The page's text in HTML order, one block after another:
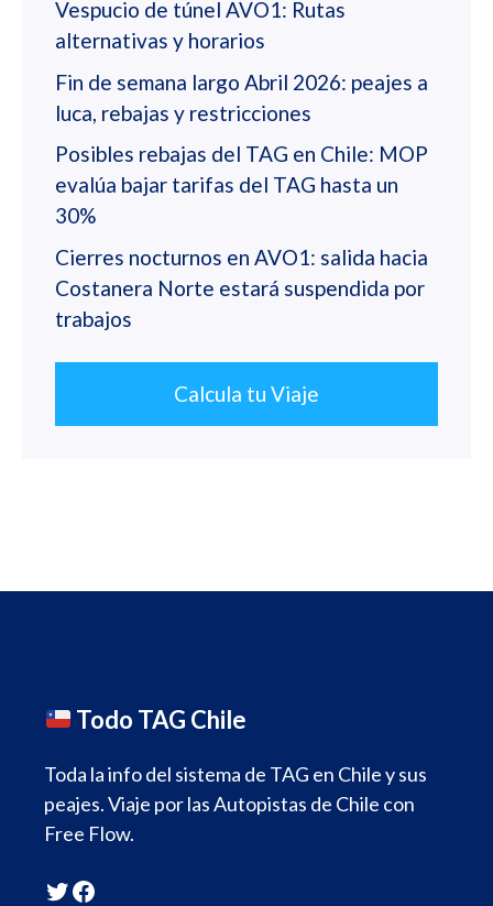
Vespucio de túnel AVO1: Rutas
alternativas y horarios
Fin de semana largo Abril 2026: peajes a
luca, rebajas y restricciones
Posibles rebajas del TAG en Chile: MOP
evalúa bajar tarifas del TAG hasta un
30%
Cierres nocturnos en AVO1: salida hacia
Costanera Norte estará suspendida por
trabajos
Calcula tu Viaje
Todo TAG Chile
Toda la info del sistema de TAG en Chile y sus
peajes. Viaje por las Autopistas de Chile con
Free Flow.
Twitter
Facebook